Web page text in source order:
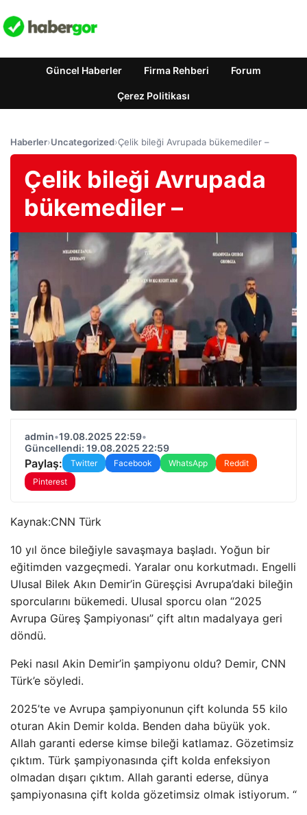
Güncel Haberler Firma Rehberi Forum
Çerez Politikası
Haberler›Uncategorized›Çelik bileği Avrupada bükemediler –
Çelik bileği Avrupada
bükemediler –
admin•19.08.2025 22:59•
Güncellendi: 19.08.2025 22:59
Paylaş: Twitter Facebook WhatsApp
Reddit
Pinterest
Kaynak:CNN Türk
10 yıl önce bileğiyle savaşmaya başladı. Yoğun bir
eğitimden vazgeçmedi. Yaralar onu korkutmadı. Engelli
Ulusal Bilek Akın Demir’in Güreşçisi Avrupa’daki bileğin
sporcularını bükemedi. Ulusal sporcu olan “2025
Avrupa Güreş Şampiyonası” çift altın madalyaya geri
döndü.
Peki nasıl Akin Demir’in şampiyonu oldu? Demir, CNN
Türk’e söyledi.
2025’te ve Avrupa şampiyonunun çift kolunda 55 kilo
oturan Akin Demir kolda. Benden daha büyük yok.
Allah garanti ederse kimse bileği katlamaz. Gözetimsiz
çıktım. Türk şampiyonasında çift kolda enfeksiyon
olmadan dışarı çıktım. Allah garanti ederse, dünya
şampiyonasına çift kolda gözetimsiz olmak istiyorum. “